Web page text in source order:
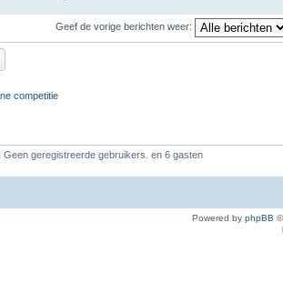
Geef de vorige berichten weer:
competitie
geregistreerde gebruikers. en 6 gasten
Powered by phpBB